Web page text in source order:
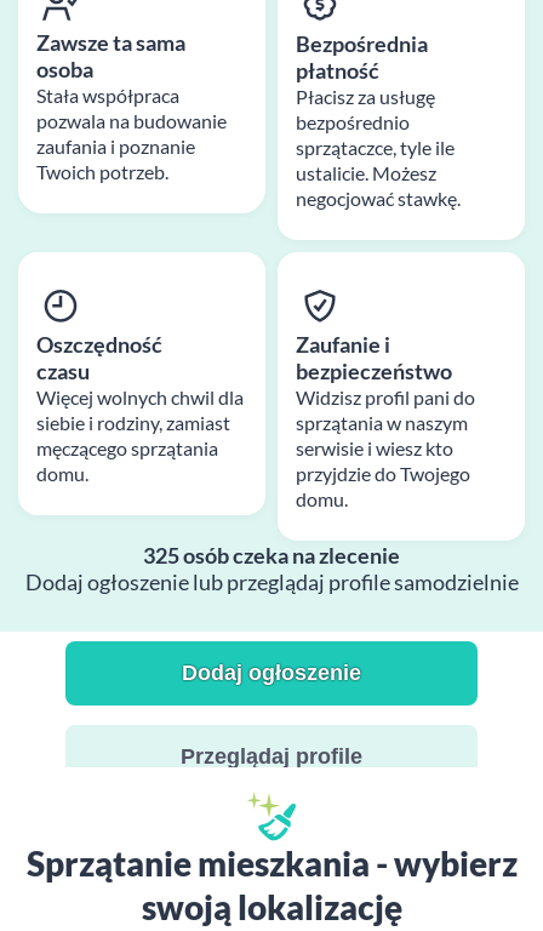
Zawsze ta sama
osoba
Stała współpraca
pozwala na budowanie
zaufania i poznanie
Twoich potrzeb.
Oszczędność
czasu
Więcej wolnych chwil dla
siebie i rodziny, zamiast
męczącego sprzątania
domu.
Bezpośrednia
płatność
Płacisz za usługę
bezpośrednio
sprzątaczce, tyle ile
ustalicie. Możesz
negocjować stawkę.
Zaufanie i
bezpieczeństwo
Widzisz profil pani do
sprzątania w naszym
serwisie i wiesz kto
przyjdzie do Twojego
domu.
325 osób czeka na zlecenie
Dodaj ogłoszenie lub przeglądaj profile samodzielnie
Dodaj ogłoszenie
Przeglądaj profile
Sprzątanie mieszkania - wybierz
swoją lokalizację